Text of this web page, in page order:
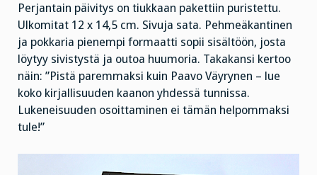
liian
kuuma.”
Perjantain päivitys on tiukkaan pakettiin puristettu.
Ulkomitat 12 x 14,5 cm. Sivuja sata. Pehmeäkantinen
ja pokkaria pienempi formaatti sopii sisältöön, josta
löytyy sivistystä ja outoa huumoria. Takakansi kertoo
näin: ”Pistä paremmaksi kuin Paavo Väyrynen – lue
koko kirjallisuuden kaanon yhdessä tunnissa.
Lukeneisuuden osoittaminen ei tämän helpommaksi
tule!”